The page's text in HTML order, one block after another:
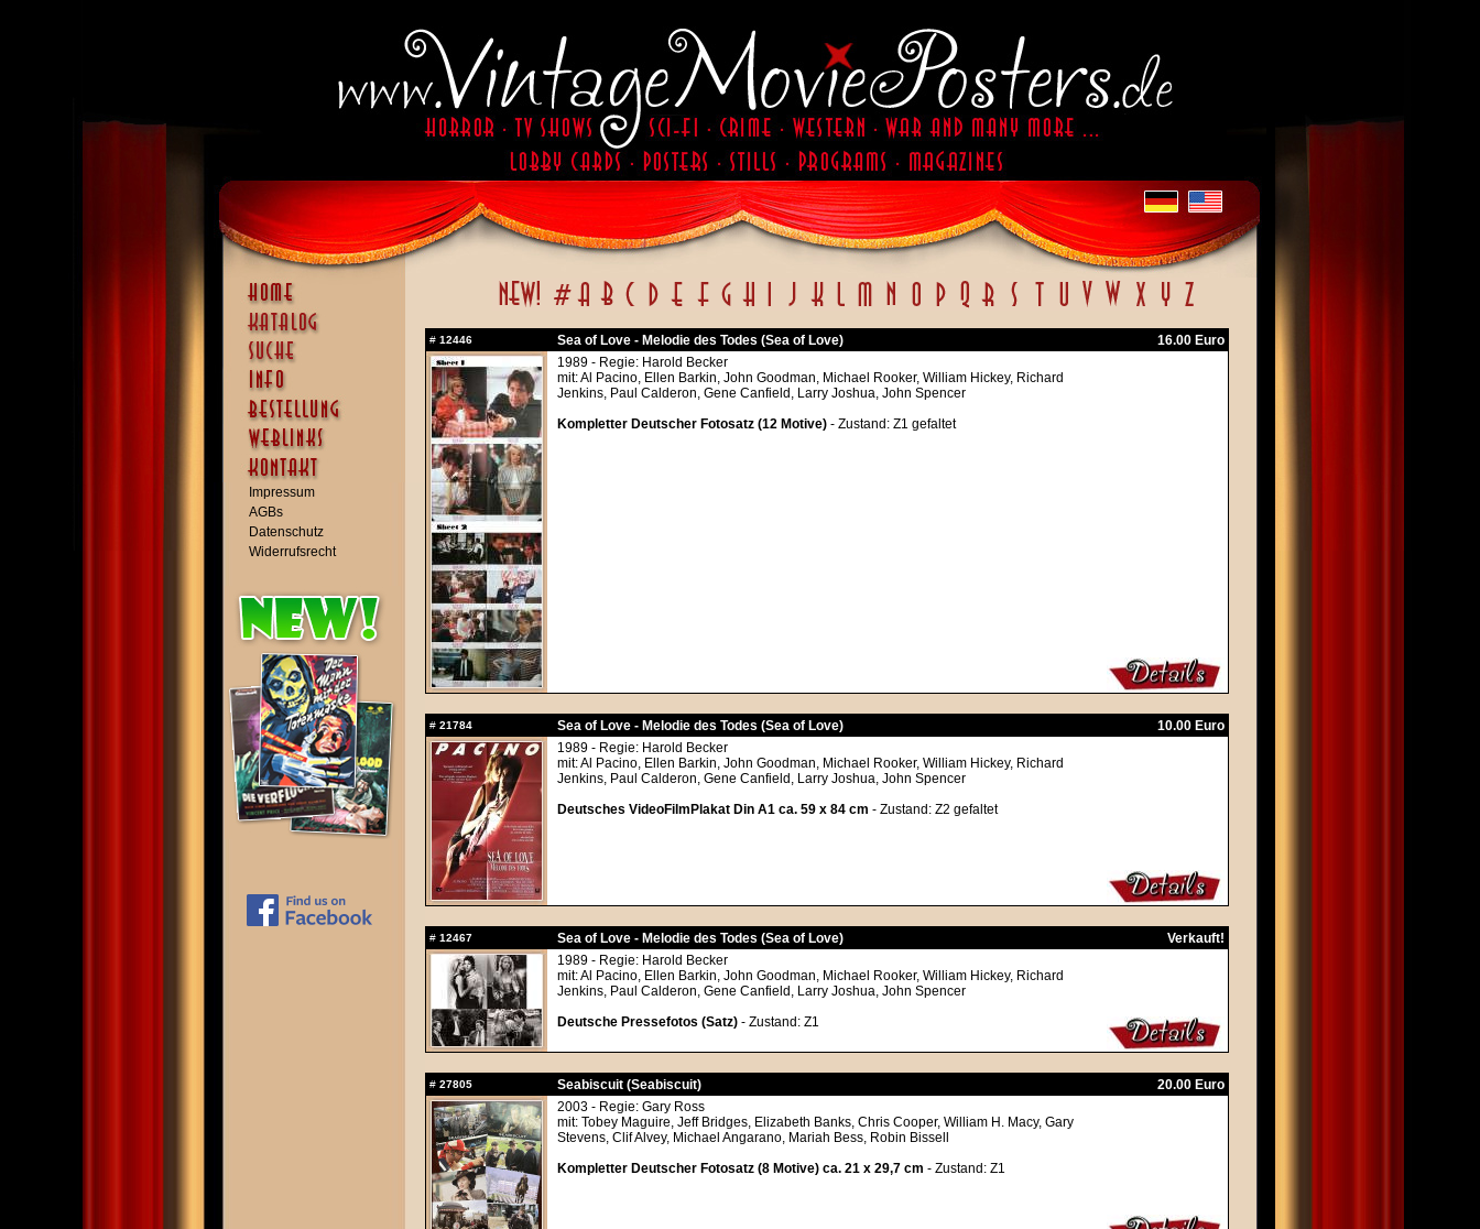
Impressum
AGBs
Datenschutz
Widerrufsrecht
# 12446 Sea of Love - Melodie des Todes (Sea of Love)
16.00 Euro
1989 - Regie: Harold Becker
mit: Al Pacino, Ellen Barkin, John Goodman, Michael Rooker, William Hickey, Richard
Jenkins, Paul Calderon, Gene Canfield, Larry Joshua, John Spencer
Kompletter Deutscher Fotosatz (12 Motive) - Zustand: Z1 gefaltet
# 21784 Sea of Love - Melodie des Todes (Sea of Love)
10.00 Euro
1989 - Regie: Harold Becker
mit: Al Pacino, Ellen Barkin, John Goodman, Michael Rooker, William Hickey, Richard
Jenkins, Paul Calderon, Gene Canfield, Larry Joshua, John Spencer
Deutsches VideoFilmPlakat Din A1 ca. 59 x 84 cm - Zustand: Z2 gefaltet
# 12467 Sea of Love - Melodie des Todes (Sea of Love)
Verkauft!
1989 - Regie: Harold Becker
mit: Al Pacino, Ellen Barkin, John Goodman, Michael Rooker, William Hickey, Richard
Jenkins, Paul Calderon, Gene Canfield, Larry Joshua, John Spencer
Deutsche Pressefotos (Satz) - Zustand: Z1
# 27805 Seabiscuit (Seabiscuit)
20.00 Euro
2003 - Regie: Gary Ross
mit: Tobey Maguire, Jeff Bridges, Elizabeth Banks, Chris Cooper, William H. Macy, Gary
Stevens, Clif Alvey, Michael Angarano, Mariah Bess, Robin Bissell
Kompletter Deutscher Fotosatz (8 Motive) ca. 21 x 29,7 cm - Zustand: Z1